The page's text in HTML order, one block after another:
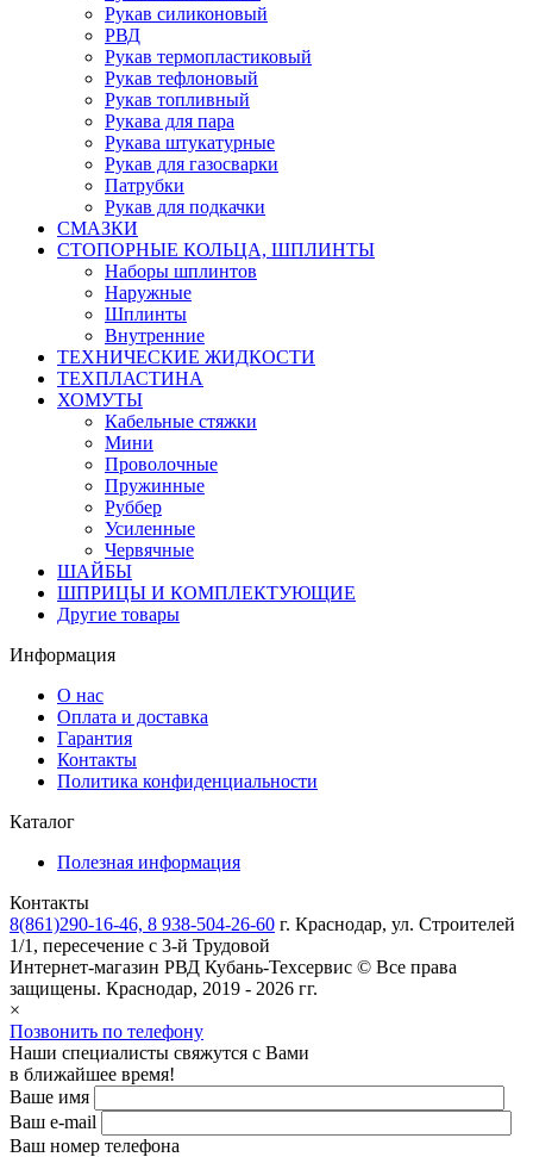
Рукав силиконовый
РВД
Рукав термопластиковый
Рукав тефлоновый
Рукав топливный
Рукава для пара
Рукава штукатурные
Рукав для газосварки
Патрубки
Рукав для подкачки
СМАЗКИ
СТОПОРНЫЕ КОЛЬЦА, ШПЛИНТЫ
Наборы шплинтов
Наружные
Шплинты
Внутренние
ТЕХНИЧЕСКИЕ ЖИДКОСТИ
ТЕХПЛАСТИНА
ХОМУТЫ
Кабельные стяжки
Мини
Проволочные
Пружинные
Руббер
Усиленные
Червячные
ШАЙБЫ
ШПРИЦЫ И КОМПЛЕКТУЮЩИЕ
Другие товары
Информация
О нас
Оплата и доставка
Гарантия
Контакты
Политика конфиденциальности
Каталог
Полезная информация
Контакты
8(861)290-16-46, 8 938-504-26-60 г. Краснодар, ул. Строителей
1/1, пересечение с 3-й Трудовой
Интернет-магазин РВД Кубань-Техсервис © Все права
защищены. Краснодар, 2019 - 2026 гг.
×
Позвонить по телефону
Наши специалисты свяжутся с Вами
в ближайшее время!
Ваше имя
Ваш e-mail
Ваш номер телефона